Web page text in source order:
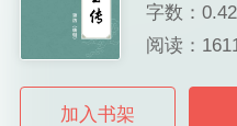
字数：
阅读：
加入书架